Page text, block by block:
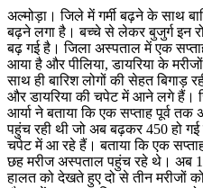
अल्मोड़ा। जिले में गर्मी बढ़ने के साथ
बढ़ने लगा है। बच्चे से लेकर बुजुर्ग इन
बढ़ गई है। जिला अस्पताल में एक
आया है और पीलिया, डायरिया के
साथ ही बारिश लोगों की सेहत बिगाड़
और डायरिया की चपेट में आने लगे हैं।
आर्या ने बताया कि एक सप्ताह पूर्व
पहुंच रही थी जो अब बढ़कर 450 हो गई
चपेट में आ रहे हैं। बताया कि एक
छह मरीज अस्पताल पहुंच रहे थे। अब
हालत को देखते हुए दो से तीन मरीजों